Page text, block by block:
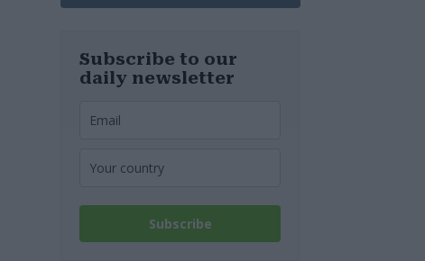
caldo; buone
all’approvvigio
namento di
acqua potabile
Subscribe to our
daily newsletter
Subscribe